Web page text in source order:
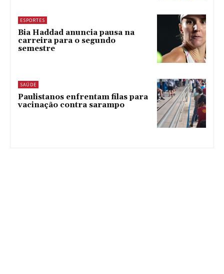
ESPORTES
Bia Haddad anuncia pausa na
carreira para o segundo
semestre
SAÚDE
Paulistanos enfrentam filas para
vacinação contra sarampo